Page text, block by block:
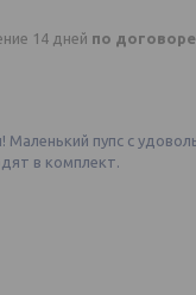
14 дней по
пупс с
в комплект.